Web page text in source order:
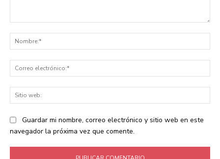
Guardar mi nombre, correo electrónico y sitio web en este
navegador la próxima vez que comente.